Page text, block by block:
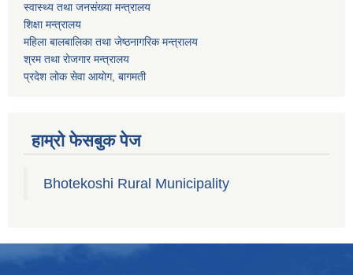
स्वास्थ्य तथा जनस‌ंख्या मन्त्रालय
शिक्षा मन्त्रालय
महिला बालबालिका तथा जेष्ठनागरिक मन्त्रालय
श्रम तथा राेजगार मन्त्रालय
प्रदेश लोक सेवा आयाेग, बागमती
हाम्रो फेसबुक पेज
Bhotekoshi Rural Municipality